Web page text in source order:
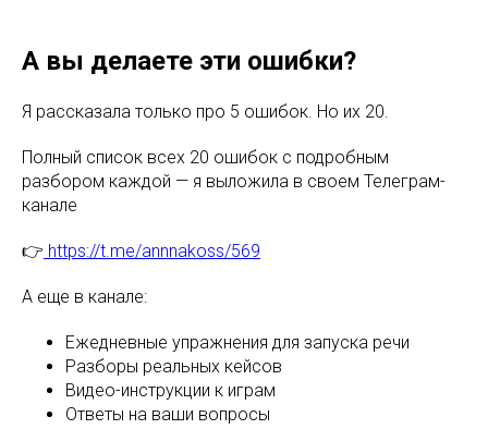
А вы делаете эти ошибки?
Я рассказала только про 5 ошибок. Но их 20.
Полный список всех 20 ошибок с подробным
разбором каждой — я выложила в своем Телеграм-
канале
👉 https://t.me/annnakoss/569
А еще в канале:
Ежедневные упражнения для запуска речи
Разборы реальных кейсов
Видео-инструкции к играм
Ответы на ваши вопросы